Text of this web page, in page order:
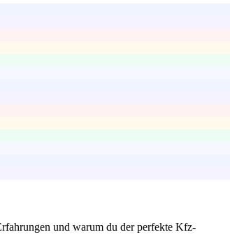
und warum du der perfekte Kfz-